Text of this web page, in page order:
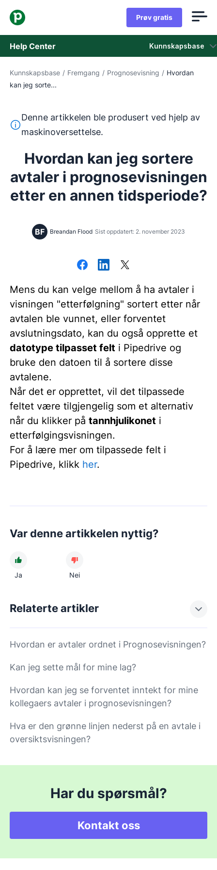
Prøv gratis
Help Center Kunnskapsbase
Kunnskapsbase
Kontakt kundestøtten
Kunnskapsbase / Fremgang / Prognosevisning / Hvordan
kan jeg sorte...
Denne teksten ble oversatt fra engelsk ved hjelp av et
Denne artikkelen ble produsert ved hjelp av
maskinoversettelse.
Hvordan kan jeg sortere
avtaler i prognosevisningen
etter en annen tidsperiode?
BF Breandan Flood Sist oppdatert: 2. november 2023
Mens du kan velge mellom å ha avtaler i
visningen "etterfølgning" sortert etter når
avtalen ble vunnet, eller forventet
avslutningsdato, kan du også opprette et
datotype tilpasset felt i Pipedrive og
bruke den datoen til å sortere disse
avtalene.
Når det er opprettet, vil det tilpassede
feltet være tilgjengelig som et alternativ
når du klikker på tannhjulikonet i
etterfølgingsvisningen.
For å lære mer om tilpassede felt i
Pipedrive, klikk her.
Var denne artikkelen nyttig?
Ja Nei
Relaterte artikler
Hvordan er avtaler ordnet i Prognosevisningen?
Kan jeg sette mål for mine lag?
Hvordan kan jeg se forventet inntekt for mine
kollegaers avtaler i prognosevisningen?
Hva er den grønne linjen nederst på en avtale i
oversiktsvisningen?
Har du spørsmål?
Kontakt oss